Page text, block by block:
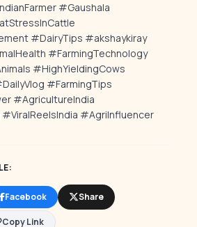
#Gaushala
#DairyTips #akshaykiray
#FarmingTechnology
#HighYieldingCows
#FarmingTips
#AgricultureIndia
#AgriInfluencer
Facebook Share
Copy Link